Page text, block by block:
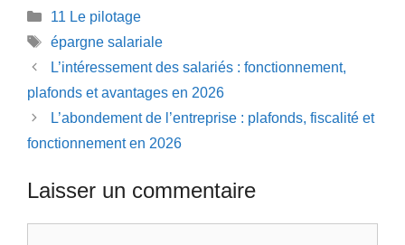
Catégories
11 Le pilotage
Étiquettes
épargne salariale
L’intéressement des salariés : fonctionnement,
plafonds et avantages en 2026
L’abondement de l’entreprise : plafonds, fiscalité et
fonctionnement en 2026
Laisser un commentaire